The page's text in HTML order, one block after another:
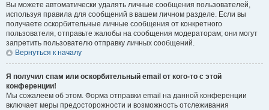
Вы можете автоматически удалять личные сообщения пользователей,
используя правила для сообщений в вашем личном разделе. Если вы
получаете оскорбительные личные сообщения от конкретного
пользователя, отправьте жалобы на сообщения модераторам; они могут
запретить пользователю отправку личных сообщений.
Вернуться к началу
Я получил спам или оскорбительный email от кого-то с этой
конференции!
Мы сожалеем об этом. Форма отправки email на данной конференции
включает меры предосторожности и возможность отслеживания